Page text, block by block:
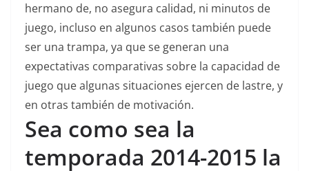
hermano de, no asegura calidad, ni minutos de
juego, incluso en algunos casos también puede
ser una trampa, ya que se generan una
expectativas comparativas sobre la capacidad de
juego que algunas situaciones ejercen de lastre, y
en otras también de motivación.
Sea como sea la
temporada 2014-2015 la